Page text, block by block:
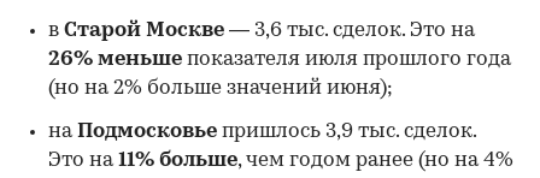
00:00 / 00:00
в Старой Москве — 3,6 тыс. сделок. Это на
26% меньше показателя июля прошлого года
(но на 2% больше значений июня);
наПодмосковье пришлось 3,9 тыс. сделок.
Это на11% больше, чем годом ранее (но на 4%